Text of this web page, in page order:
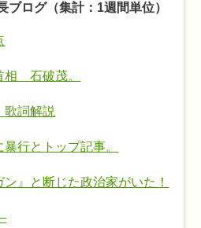
ブログ（集計：1週間単位）
相 石破茂。
詞解説
行とトップ記事。
』と断じた政治家がいた！